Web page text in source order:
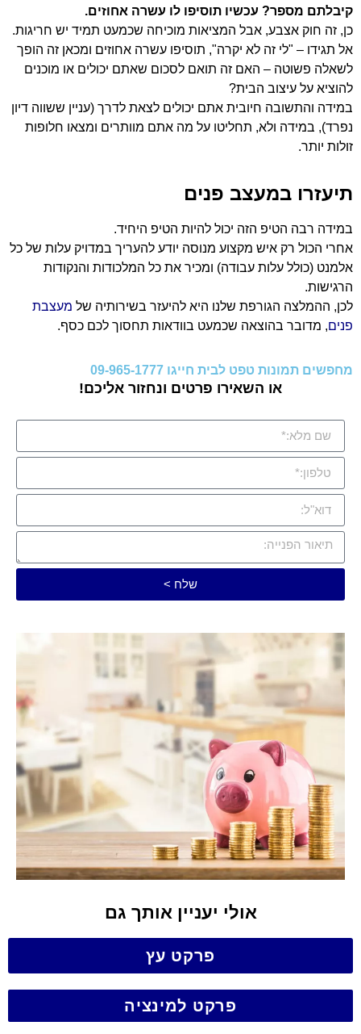
קיבלתם מספר? עכשיו תוסיפו לו עשרה אחוזים.
כן, זה חוק אצבע, אבל המציאות מוכיחה שכמעט תמיד יש חריגות.
אל תגידו – "לי זה לא יקרה", תוסיפו עשרה אחוזים ומכאן זה הופך
לשאלה פשוטה – האם זה תואם לסכום שאתם יכולים או מוכנים
להוציא על עיצוב הבית?
במידה והתשובה חיובית אתם יכולים לצאת לדרך (עניין ששווה דיון
נפרד), במידה ולא, תחליטו על מה אתם מוותרים ומצאו חלופות
זולות יותר.
תיעזרו במעצב פנים
במידה רבה הטיפ הזה יכול להיות הטיפ היחיד.
אחרי הכול רק איש מקצוע מנוסה יודע להעריך במדויק עלות של כל
אלמנט (כולל עלות עבודה) ומכיר את כל המלכודות והנקודות
הרגישות.
לכן, ההמלצה הגורפת שלנו היא להיעזר בשירותיה של מעצבת
פנים, מדובר בהוצאה שכמעט בוודאות תחסוך לכם כסף.
מחפשים תמונות טפט לבית חייגו 09-965-1777
או השאירו פרטים ונחזור אליכם!
שלח >
אולי יעניין אותך גם
פרקט עץ
פרקט למינציה